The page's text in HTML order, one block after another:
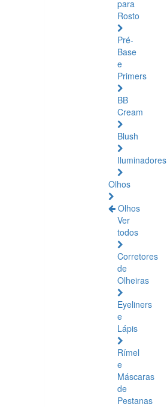
para
Rosto
Pré-
Base
e
Primers
BB
Cream
Blush
Iluminadores
Olhos
Olhos
Ver
todos
Corretores
de
Olheiras
Eyeliners
e
Lápis
Rímel
e
Máscaras
de
Pestanas